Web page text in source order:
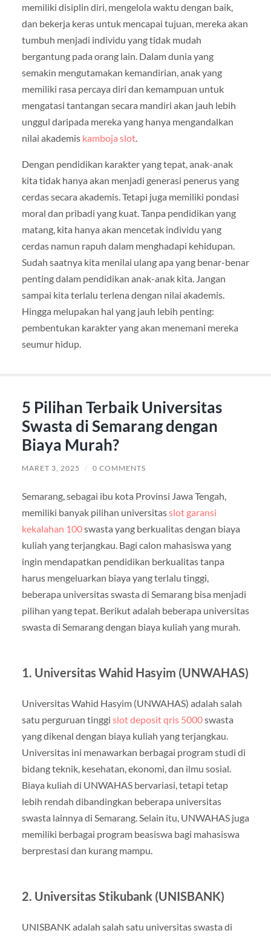
memiliki disiplin diri, mengelola waktu dengan baik,
dan bekerja keras untuk mencapai tujuan, mereka akan
tumbuh menjadi individu yang tidak mudah
bergantung pada orang lain. Dalam dunia yang
semakin mengutamakan kemandirian, anak yang
memiliki rasa percaya diri dan kemampuan untuk
mengatasi tantangan secara mandiri akan jauh lebih
unggul daripada mereka yang hanya mengandalkan
nilai akademis kamboja slot.
Dengan pendidikan karakter yang tepat, anak-anak
kita tidak hanya akan menjadi generasi penerus yang
cerdas secara akademis. Tetapi juga memiliki pondasi
moral dan pribadi yang kuat. Tanpa pendidikan yang
matang, kita hanya akan mencetak individu yang
cerdas namun rapuh dalam menghadapi kehidupan.
Sudah saatnya kita menilai ulang apa yang benar-benar
penting dalam pendidikan anak-anak kita. Jangan
sampai kita terlalu terlena dengan nilai akademis.
Hingga melupakan hal yang jauh lebih penting:
pembentukan karakter yang akan menemani mereka
seumur hidup.
5 Pilihan Terbaik Universitas
Swasta di Semarang dengan
Biaya Murah?
MARET 3, 2025 / 0 COMMENTS
Semarang, sebagai ibu kota Provinsi Jawa Tengah,
memiliki banyak pilihan universitasslot garansi
kekalahan 100swasta yang berkualitas dengan biaya
kuliah yang terjangkau. Bagi calon mahasiswa yang
ingin mendapatkan pendidikan berkualitas tanpa
harus mengeluarkan biaya yang terlalu tinggi,
beberapa universitas swasta di Semarang bisa menjadi
pilihan yang tepat. Berikut adalah beberapa universitas
swasta di Semarang dengan biaya kuliah yang murah.
1. Universitas Wahid Hasyim (UNWAHAS)
Universitas Wahid Hasyim (UNWAHAS) adalah salah
satu perguruan tinggi slot deposit qris 5000swasta
yang dikenal dengan biaya kuliah yang terjangkau.
Universitas ini menawarkan berbagai program studi di
bidang teknik, kesehatan, ekonomi, dan ilmu sosial.
Biaya kuliah di UNWAHAS bervariasi, tetapi tetap
lebih rendah dibandingkan beberapa universitas
swasta lainnya di Semarang. Selain itu, UNWAHAS juga
memiliki berbagai program beasiswa bagi mahasiswa
berprestasi dan kurang mampu.
2. Universitas Stikubank (UNISBANK)
UNISBANK adalah salah satu universitas swasta di